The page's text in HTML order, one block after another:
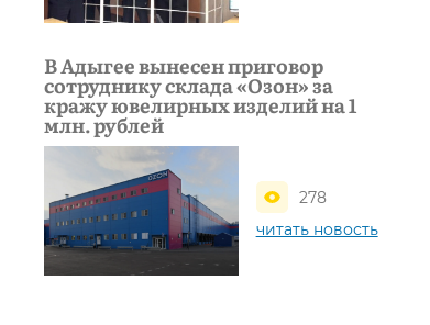
В Адыгее вынесен приговор
сотруднику склада «Озон» за
кражу ювелирных изделий на 1
млн. рублей
278
читать новость